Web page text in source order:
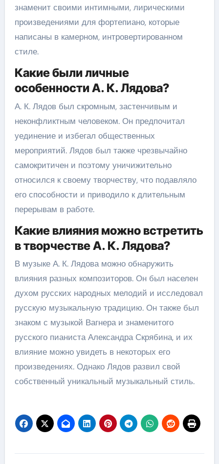
знаменит своими интимными, лирическими
произведениями для фортепиано, которые
написаны в камерном, интровертированном
стиле.
Какие были личные
особенности А. К. Лядова?
А. К. Лядов был скромным, застенчивым и
неконфликтным человеком. Он предпочитал
уединение и избегал общественных
мероприятий. Лядов был также чрезвычайно
самокритичен и поэтому уничижительно
относился к своему творчеству, что подавляло
его способности и приводило к длительным
перерывам в работе.
Какие влияния можно встретить
в творчестве А. К. Лядова?
В музыке А. К. Лядова можно обнаружить
влияния разных композиторов. Он был населен
духом русских народных мелодий и исследовал
русскую музыкальную традицию. Он также был
знаком с музыкой Вагнера и знаменитого
русского пианиста Александра Скрябина, и их
влияние можно увидеть в некоторых его
произведениях. Однако Лядов развил свой
собственный уникальный музыкальный стиль.